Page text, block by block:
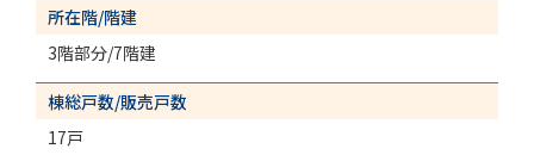
所在階/階建
3階部分/7階建
棟総戸数/販売戸数
17戸